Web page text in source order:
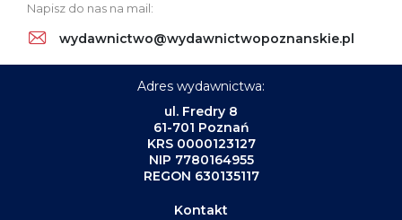
Napisz do nas na mail:
wydawnictwo@wydawnictwopoznanskie.pl
Adres wydawnictwa:
ul. Fredry 8
61-701 Poznań
KRS 0000123127
NIP 7780164955
REGON 630135117
Kontakt